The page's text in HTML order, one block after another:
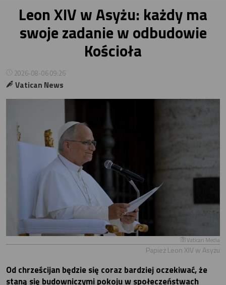
Leon XIV w Asyżu: każdy ma
swoje zadanie w odbudowie
Kościoła
2026-08-06 09:26
Vatican News
Vatican Media
Papież Leon XIV w Asyżu
Od chrześcijan będzie się coraz bardziej oczekiwać, że
staną się budowniczymi pokoju w społeczeństwach